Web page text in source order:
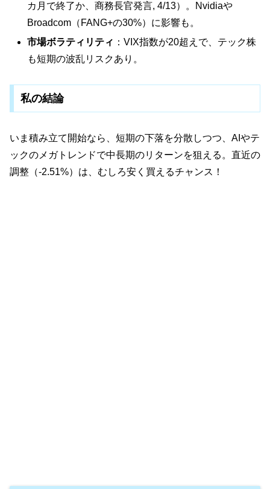
カ月で終了か、商務長官発言, 4/13）。Nvidiaや
Broadcom（FANG+の30%）に影響も。
市場ボラティリティ ：VIX指数が20超えで、テック株
も短期の波乱リスクあり。
私の結論
いま積み立て開始なら、短期の下落を分散しつつ、AIやテ
ックのメガトレンドで中長期のリターンを狙える。直近の
調整（-2.51%）は、むしろ安く買えるチャンス！